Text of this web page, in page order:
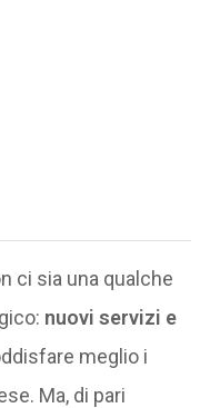
ci sia una qualche
nuovi servizi e
meglio i
Ma, di pari